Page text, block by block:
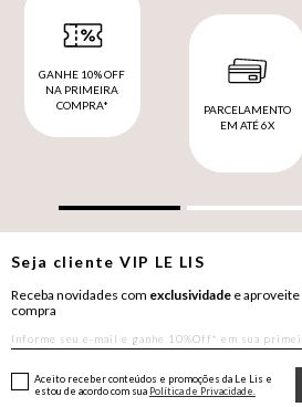
GANHE 10% OFF
NA PRIMEIRA
COMPRA*
PARCELAMENTO
EM ATÉ 6X
Seja clienteVIP LE LIS
Receba novidades com exclusividade e aproveite
compra
Aceito receber conteúdos e promoções da Le Lis e
estou de acordo com sua Política de Privacidade.